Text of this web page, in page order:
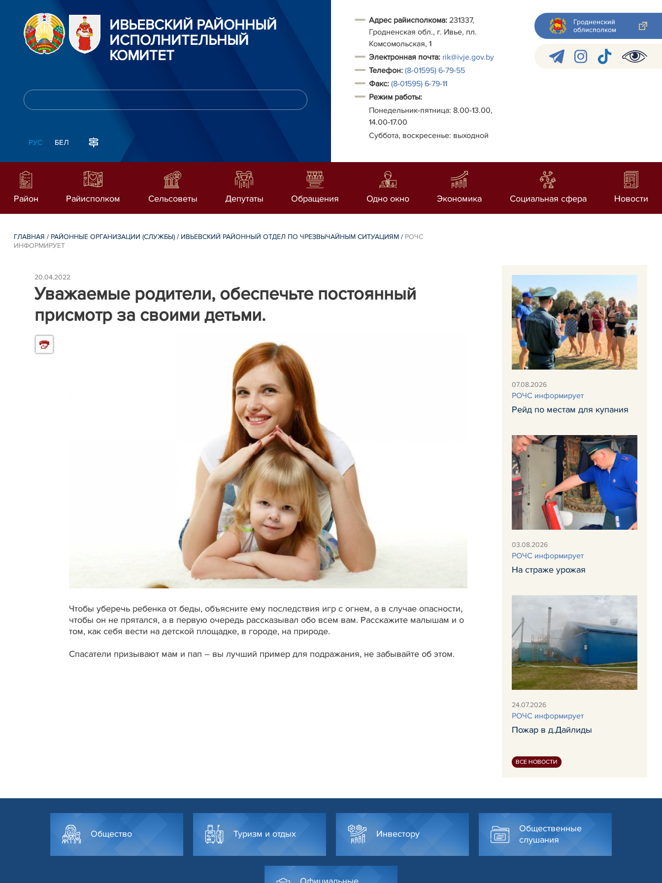
ИВЬЕВСКИЙ РАЙОННЫЙ
ИСПОЛНИТЕЛЬНЫЙ
КОМИТЕТ
РУС БЕЛ
Адрес райисполкома: 231337,
Гродненская обл., г. Ивье, пл.
Комсомольская, 1
Электронная почта: rik@ivje.gov.by
Телефон: (8-01595) 6-79-55
Факс: (8-01595) 6-79-11
Режим работы:
Понедельник-пятница: 8.00-13.00,
14.00-17.00
Суббота, воскресенье: выходной
Гродненский
облисполком
Район Райисполком Сельсоветы Депутаты Обращения Одно окно Экономика Социальная сфера Новости
ГЛАВНАЯ / РАЙОННЫЕ ОРГАНИЗАЦИИ (СЛУЖБЫ) / ИВЬЕВСКИЙ РАЙОННЫЙ ОТДЕЛ ПО ЧРЕЗВЫЧАЙНЫМ СИТУАЦИЯМ / РОЧС
ИНФОРМИРУЕТ
20.04.2022
Уважаемые родители, обеспечьте постоянный
присмотр за своими детьми.
Чтобы уберечь ребенка от беды, объясните ему последствия игр с огнем, а в случае опасности,
чтобы он не прятался, а в первую очередь рассказывал обо всем вам. Расскажите малышам и о
том, как себя вести на детской площадке, в городе, на природе.
Спасатели призывают мам и пап – вы лучший пример для подражания, не забывайте об этом.
07.08.2026
РОЧС информирует
Рейд по местам для купания
03.08.2026
РОЧС информирует
На страже урожая
24.07.2026
РОЧС информирует
Пожар в д.Дайлиды
ВСЕ НОВОСТИ
Общество Туризм и отдых Инвестору
Общественные
слушания